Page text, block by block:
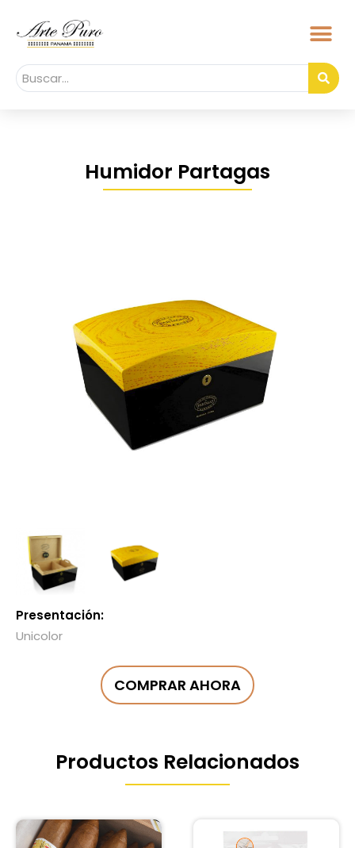
Humidor Partagas
Presentación:
Unicolor
COMPRAR AHORA
Productos Relacionados